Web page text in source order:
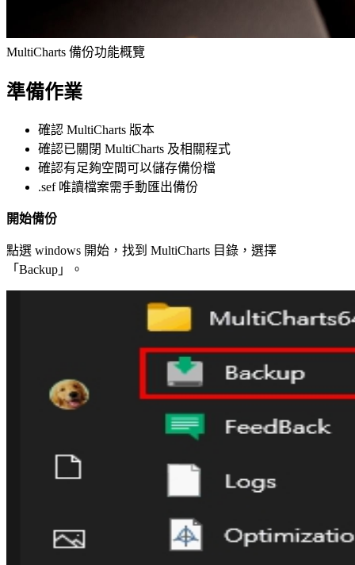
MultiCharts 備份功能概覽
準備作業
確認 MultiCharts 版本
確認已關閉 MultiCharts 及相關程式
確認有足夠空間可以儲存備份檔
.sef 唯讀檔案需手動匯出備份
開始備份
點選 windows 開始，找到 MultiCharts 目錄，選擇
「Backup」。